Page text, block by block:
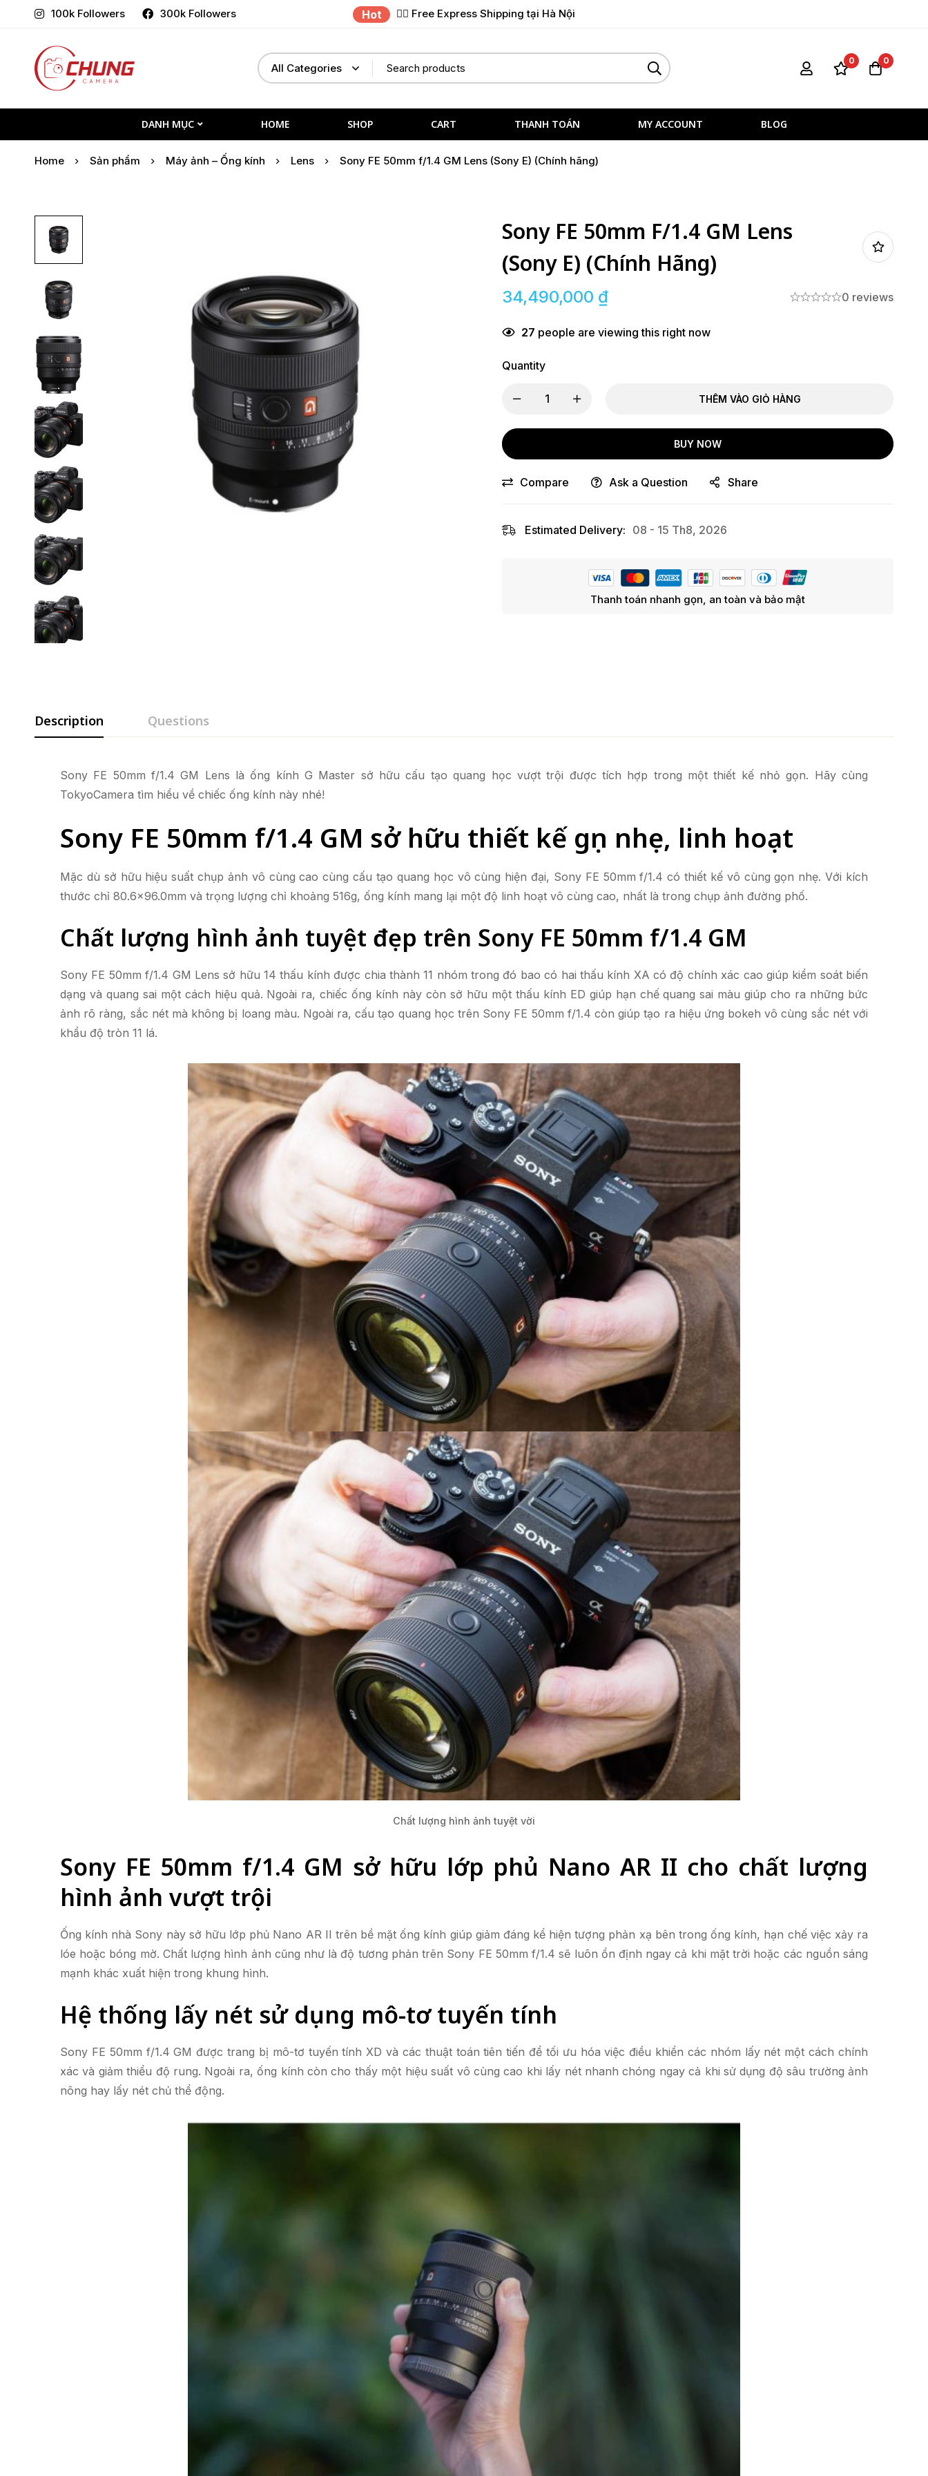
100k Followers 300k Followers Hot ✌🏼 Free Express Shipping tại Hà Nội
Select
a
Search
for:
0 0
DANH MỤC HOME SHOP CART THANH TOÁN MY ACCOUNT BLOG
Home Sản phẩm Máy ảnh – Ống kính Lens Sony FE 50mm f/1.4 GM Lens (Sony E) (Chính hãng)
Sony FE 50mm F/1.4 GM Lens
(Sony E) (Chính Hãng)
34,490,000 ₫ 0 reviews
27 people are viewing this right now
Quantity
THÊM VÀO GIỎ HÀNG
BUY NOW
Compare Ask a Question Share
Estimated Delivery: 08 - 15 Th8, 2026
Thanh toán nhanh gọn, an toàn và bảo mật
Description Questions
Sony FE 50mm f/1.4 GM Lens là ống kính G Master sở hữu cấu tạo quang học vượt trội được tích hợp trong một thiết kế nhỏ gọn. Hãy cùng
TokyoCamera tìm hiểu về chiếc ống kính này nhé!
Sony FE 50mm f/1.4 GM sở hữu thiết kế gọn nhẹ, linh hoạt
Mặc dù sở hữu hiệu suất chụp ảnh vô cùng cao cùng cấu tạo quang học vô cùng hiện đại, Sony FE 50mm f/1.4 có thiết kế vô cùng gọn nhẹ. Với kích
thước chỉ 80.6×96.0mm và trọng lượng chỉ khoảng 516g, ống kính mang lại một độ linh hoạt vô cùng cao, nhất là trong chụp ảnh đường phố.
Chất lượng hình ảnh tuyệt đẹp trên Sony FE 50mm f/1.4 GM
Sony FE 50mm f/1.4 GM Lens sở hữu 14 thấu kính được chia thành 11 nhóm trong đó bao có hai thấu kính XA có độ chính xác cao giúp kiểm soát biến
dạng và quang sai một cách hiệu quả. Ngoài ra, chiếc ống kính này còn sở hữu một thấu kính ED giúp hạn chế quang sai màu giúp cho ra những bức
ảnh rõ ràng, sắc nét mà không bị loang màu. Ngoài ra, cấu tạo quang học trên Sony FE 50mm f/1.4 còn giúp tạo ra hiệu ứng bokeh vô cùng sắc nét với
khẩu độ tròn 11 lá.
Chất lượng hình ảnh tuyệt vời
Sony FE 50mm f/1.4 GM sở hữu lớp phủ Nano AR II cho chất lượng
hình ảnh vượt trội
Ống kính nhà Sony này sở hữu lớp phủ Nano AR II trên bề mặt ống kính giúp giảm đáng kể hiện tượng phản xạ bên trong ống kính, hạn chế việc xảy ra
lóe hoặc bóng mờ. Chất lượng hình ảnh cũng như là độ tương phản trên Sony FE 50mm f/1.4 sẽ luôn ổn định ngay cả khi mặt trời hoặc các nguồn sáng
mạnh khác xuất hiện trong khung hình.
Hệ thống lấy nét sử dụng mô-tơ tuyến tính
Sony FE 50mm f/1.4 GM được trang bị mô-tơ tuyến tính XD và các thuật toán tiên tiến để tối ưu hóa việc điều khiển các nhóm lấy nét một cách chính
xác và giảm thiểu độ rung. Ngoài ra, ống kính còn cho thấy một hiệu suất vô cùng cao khi lấy nét nhanh chóng ngay cả khi sử dụng độ sâu trường ảnh
nông hay lấy nét chủ thể động.